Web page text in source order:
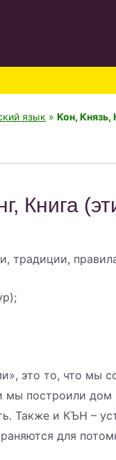
язык » Кон, Князь,
Книга
традиции,
это то, что мы
мы построили
Также и КЪН –
для